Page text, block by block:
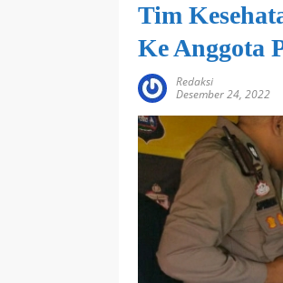
Tim
Ke Anggota
Redaksi
Desember 24, 2022